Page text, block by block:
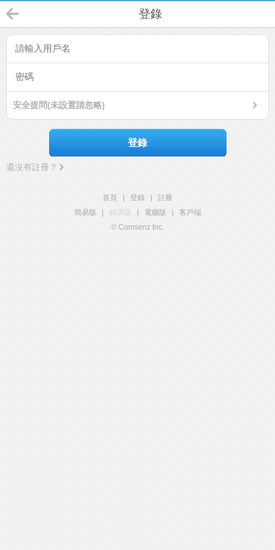
登錄
安全提問(未設置請忽略)
登錄
還沒有註冊？
首頁 登錄
註冊
簡易版
觸屏版 電腦版
客戶端
© Comsenz Inc.